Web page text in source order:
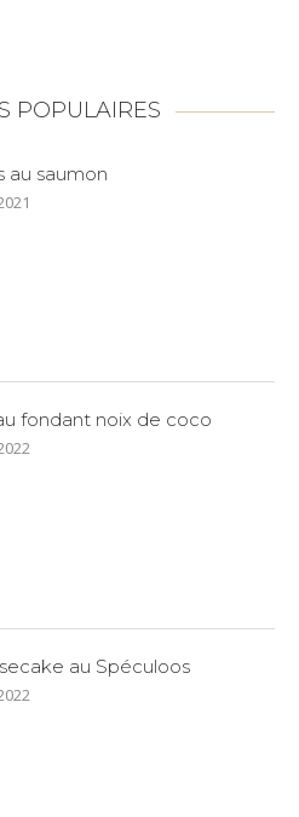
POPULAIRES
au saumon
fondant noix de coco
au Spéculoos